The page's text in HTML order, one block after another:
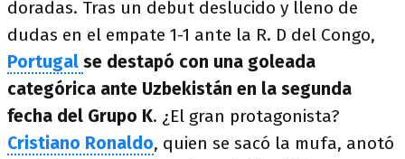
doradas. Tras un debut deslucido y lleno de
dudas en el empate 1-1 ante la R. D del Congo,
Portugal se destapó con una goleada
categórica ante Uzbekistán en la segunda
fecha del Grupo K. ¿El gran protagonista?
Cristiano Ronaldo, quien se sacó la mufa, anotó